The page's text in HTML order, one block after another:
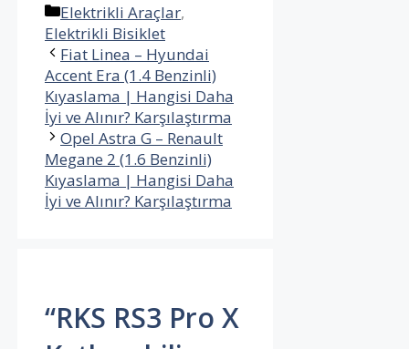
Kategoriler
Elektrikli Araçlar,
Elektrikli Bisiklet
Fiat Linea – Hyundai
Accent Era (1.4 Benzinli)
Kıyaslama | Hangisi Daha
İyi ve Alınır? Karşılaştırma
Opel Astra G – Renault
Megane 2 (1.6 Benzinli)
Kıyaslama | Hangisi Daha
İyi ve Alınır? Karşılaştırma
“RKS RS3 Pro X